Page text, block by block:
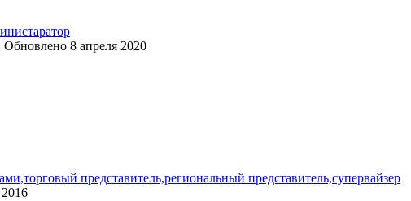
Обновлено 8 апреля 2020
представитель,региональный представитель,супервайзер